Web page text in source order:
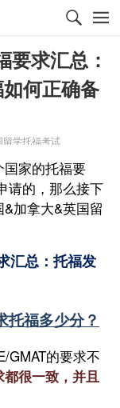
求汇总：
何正确备
留学托福考试
家的托福要
请的，那么接下
加拿大&英国留
汇总：托福发
托福多少分？
的要求不
很一致，并且